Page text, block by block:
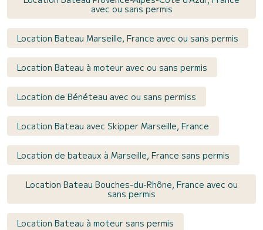
avec ou sans permis
Location Bateau Marseille, France avec ou sans permis
Location Bateau à moteur avec ou sans permis
Location de Bénéteau avec ou sans permiss
Location Bateau avec Skipper Marseille, France
Location de bateaux à Marseille, France sans permis
Location Bateau Bouches-du-Rhône, France avec ou
sans permis
Location Bateau à moteur sans permis